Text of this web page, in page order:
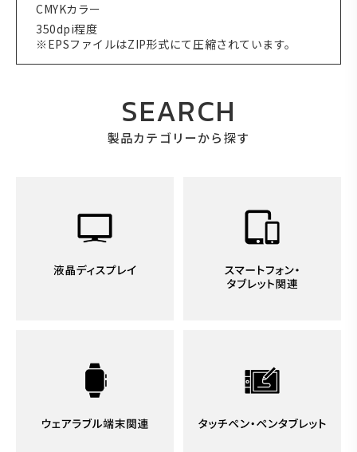
CMYKカラー
350dpi程度
※EPSファイルはZIP形式にて圧縮されています。
SEARCH
製品カテゴリーから探す